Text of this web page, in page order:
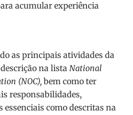
acumular experiência
as principais atividades da
na lista National
(NOC),bem como ter
responsabilidades,
essenciais como descritas na